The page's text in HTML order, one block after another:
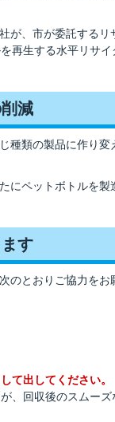
、市が委託するリ
再生する水平リサ
減
種類の製品に作り変
にペットボトルを製
す
とおりご協力をお
て出してください。
、回収後のスムー